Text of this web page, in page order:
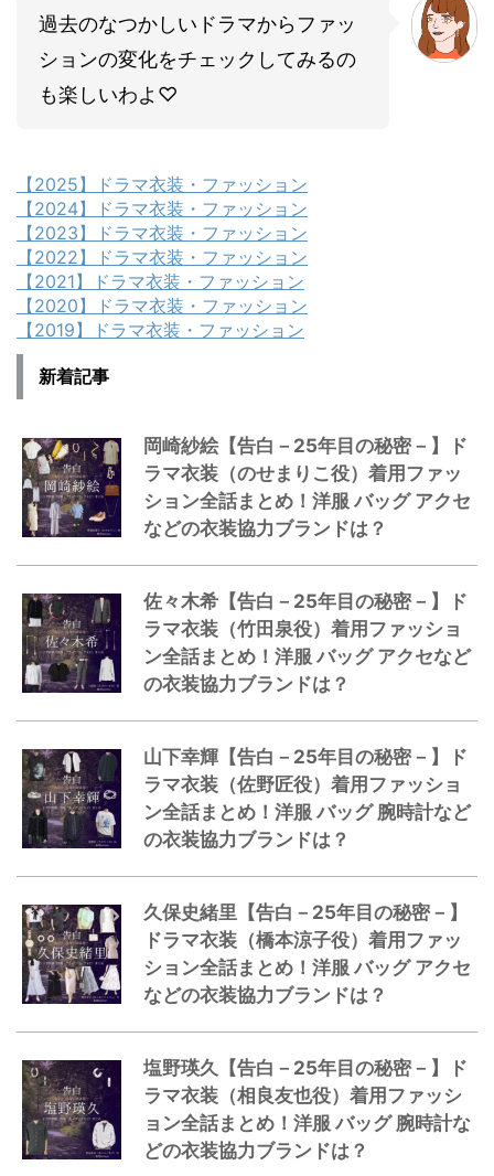
過去のなつかしいドラマからファッ
ションの変化をチェックしてみるの
も楽しいわよ♡
【2025】ドラマ衣装・ファッション
【2024】ドラマ衣装・ファッション
【2023】ドラマ衣装・ファッション
【2022】ドラマ衣装・ファッション
【2021】ドラマ衣装・ファッション
【2020】ドラマ衣装・ファッション
【2019】ドラマ衣装・ファッション
新着記事
岡崎紗絵【告白－25年目の秘密－】ド
ラマ衣装（のせまりこ役）着用ファッ
ション全話まとめ！洋服 バッグ アクセ
などの衣装協力ブランドは？
佐々木希【告白－25年目の秘密－】ド
ラマ衣装（竹田泉役）着用ファッショ
ン全話まとめ！洋服 バッグ アクセなど
の衣装協力ブランドは？
山下幸輝【告白－25年目の秘密－】ド
ラマ衣装（佐野匠役）着用ファッショ
ン全話まとめ！洋服 バッグ 腕時計など
の衣装協力ブランドは？
久保史緒里【告白－25年目の秘密－】
ドラマ衣装（橋本涼子役）着用ファッ
ション全話まとめ！洋服 バッグ アクセ
などの衣装協力ブランドは？
塩野瑛久【告白－25年目の秘密－】ド
ラマ衣装（相良友也役）着用ファッシ
ョン全話まとめ！洋服 バッグ 腕時計な
どの衣装協力ブランドは？